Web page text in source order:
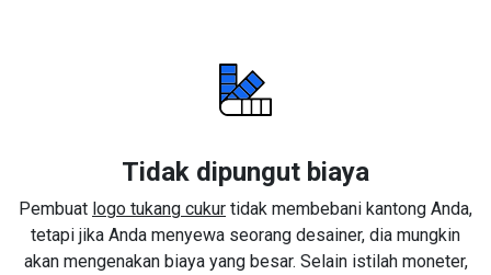
Tidak dipungut biaya
Pembuat logo tukang cukur tidak membebani kantong Anda,
tetapi jika Anda menyewa seorang desainer, dia mungkin
akan mengenakan biaya yang besar. Selain istilah moneter,